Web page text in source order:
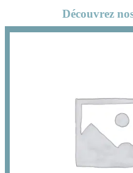
Découvrez